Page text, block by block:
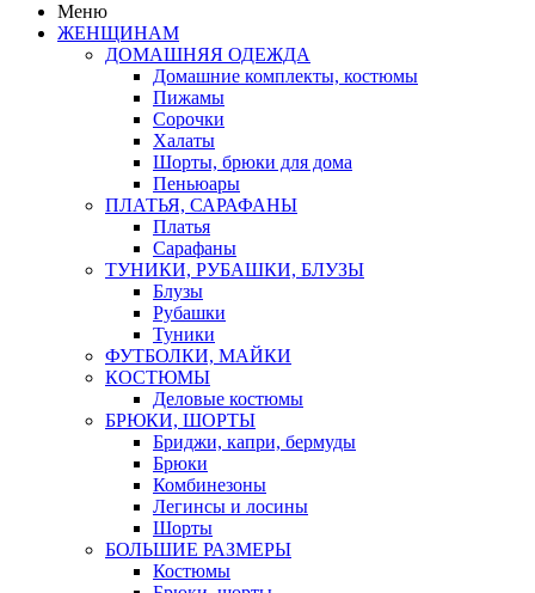
Меню
ЖЕНЩИНАМ
ДОМАШНЯЯ ОДЕЖДА
Домашние комплекты, костюмы
Пижамы
Сорочки
Халаты
Шорты, брюки для дома
Пеньюары
ПЛАТЬЯ, САРАФАНЫ
Платья
Сарафаны
ТУНИКИ, РУБАШКИ, БЛУЗЫ
Блузы
Рубашки
Туники
ФУТБОЛКИ, МАЙКИ
КОСТЮМЫ
Деловые костюмы
БРЮКИ, ШОРТЫ
Бриджи, капри, бермуды
Брюки
Комбинезоны
Легинсы и лосины
Шорты
БОЛЬШИЕ РАЗМЕРЫ
Костюмы